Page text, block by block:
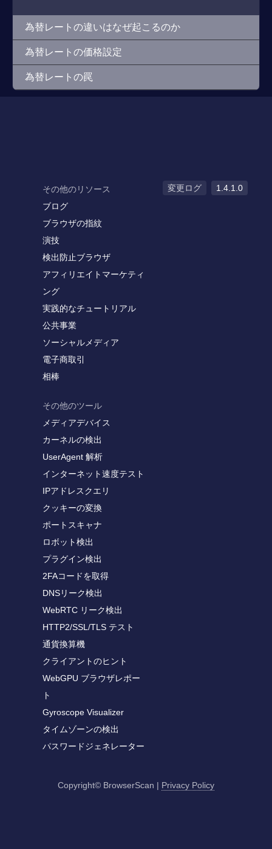
為替レートの違いはなぜ起こるのか
為替レートの価格設定
為替レートの罠
その他のリソース
ブログ
ブラウザの指紋
演技
検出防止ブラウザ
アフィリエイトマーケティ
ング
実践的なチュートリアル
公共事業
ソーシャルメディア
電子商取引
相棒
その他のツール
メディアデバイス
カーネルの検出
UserAgent 解析
インターネット速度テスト
IPアドレスクエリ
クッキーの変換
ポートスキャナ
ロボット検出
プラグイン検出
2FAコードを取得
DNSリーク検出
WebRTC リーク検出
HTTP2/SSL/TLS テスト
通貨換算機
クライアントのヒント
WebGPU ブラウザレポー
ト
Gyroscope Visualizer
タイムゾーンの検出
パスワードジェネレーター
変更ログ 1.4.1.0
Copyright© BrowserScan | Privacy Policy